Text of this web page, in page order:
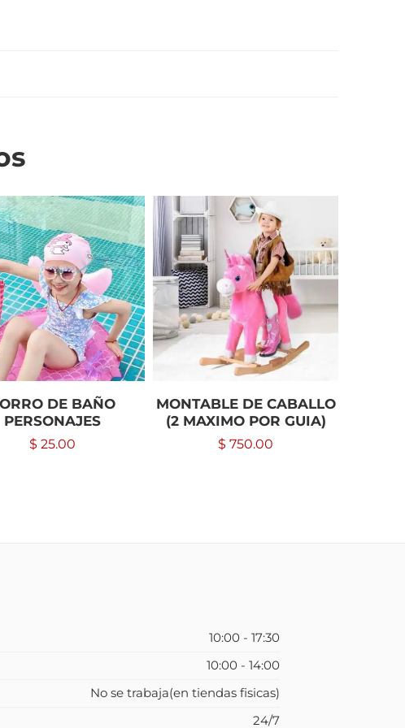
DE BAÑO
PERSONAJES
$ 25.00
MONTABLE DE CABALLO
(2 MAXIMO POR GUIA)
$ 750.00
10:00 - 17:30
10:00 - 14:00
No se trabaja(en tiendas fisicas)
24/7